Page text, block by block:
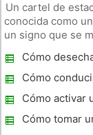
Un cartel de
conocida como
un signo que se
a la que el cartel
estaci
Cómo
de
Cómo
Reflex
Cómo activar
antiniebla
Cómo tomar